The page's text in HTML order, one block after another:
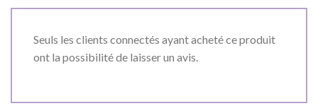
Seuls les clients connectés ayant acheté ce produit
ont la possibilité de laisser un avis.